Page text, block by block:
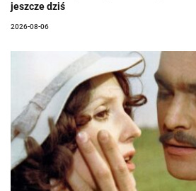
jeszcze dziś
2026-08-06